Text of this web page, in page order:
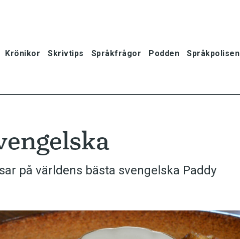
Krönikor Skrivtips Språkfrågor Podden Språkpolisen
på världens bästa svengelska Paddy